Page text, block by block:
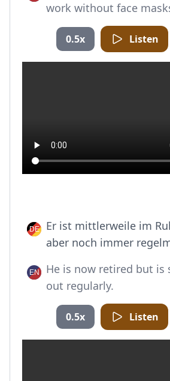
work without face
0.5x Listen
Er ist mittlerweile im
aber noch immer
He is now retired but is
out regularly.
0.5x Listen